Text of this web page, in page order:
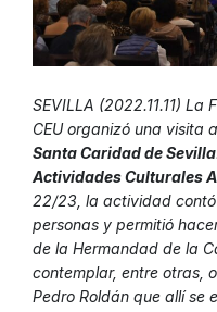
SEVILLA (2022.11.11)
CEU organizó una visita
Santa Caridad de Sevilla
Actividades Culturales
22/23, la actividad
personas y permitió
de la Hermandad de la
contemplar, entre otras,
Pedro Roldán que allí se